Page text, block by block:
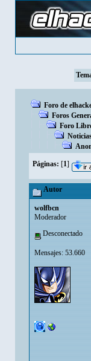
Foro de
Foros
Foro
Páginas: [1]
Autor
wolfbcn
Moderador
Desconectado
Mensajes: 53.660